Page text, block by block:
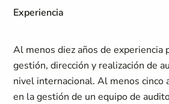
Experiencia
Al menos diez años de experiencia
gestión, dirección y realización de
nivel internacional. Al menos cinco
en la gestión de un equipo de